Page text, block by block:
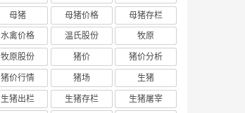
母猪
母猪价格
母猪存栏
水禽价格
温氏股份
牧原
牧原股份
猪价
猪价分析
猪价行情
猪场
生猪
生猪出栏
生猪存栏
生猪屠宰